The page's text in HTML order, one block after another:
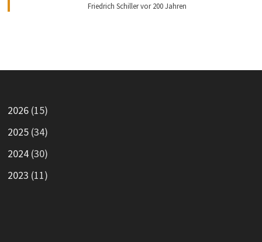
Friedrich Schiller vor 200 Jahren
2026(15)
2025(34)
2024(30)
2023 (11)